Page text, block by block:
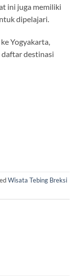
ini juga memiliki
dipelajari.
Yogyakarta,
daftar destinasi
Wisata Tebing Breksi